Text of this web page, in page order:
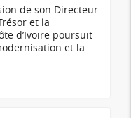
de son Directeur
et la
d’Ivoire poursuit
et la